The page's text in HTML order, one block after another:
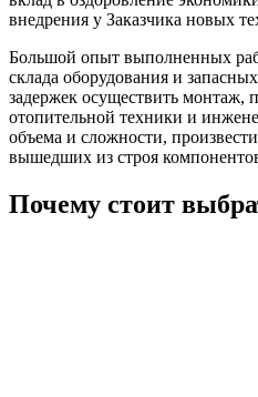
внедрения у Заказчика новых
Большой опыт выполненных
склада оборудования и
задержек осуществить монтаж,
отопительной техники и
объема и сложности,
вышедших из строя
Почему стоит